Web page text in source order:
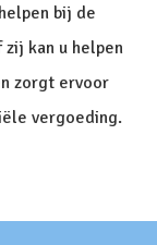
bij de
kan u helpen
zorgt ervoor
vergoeding.